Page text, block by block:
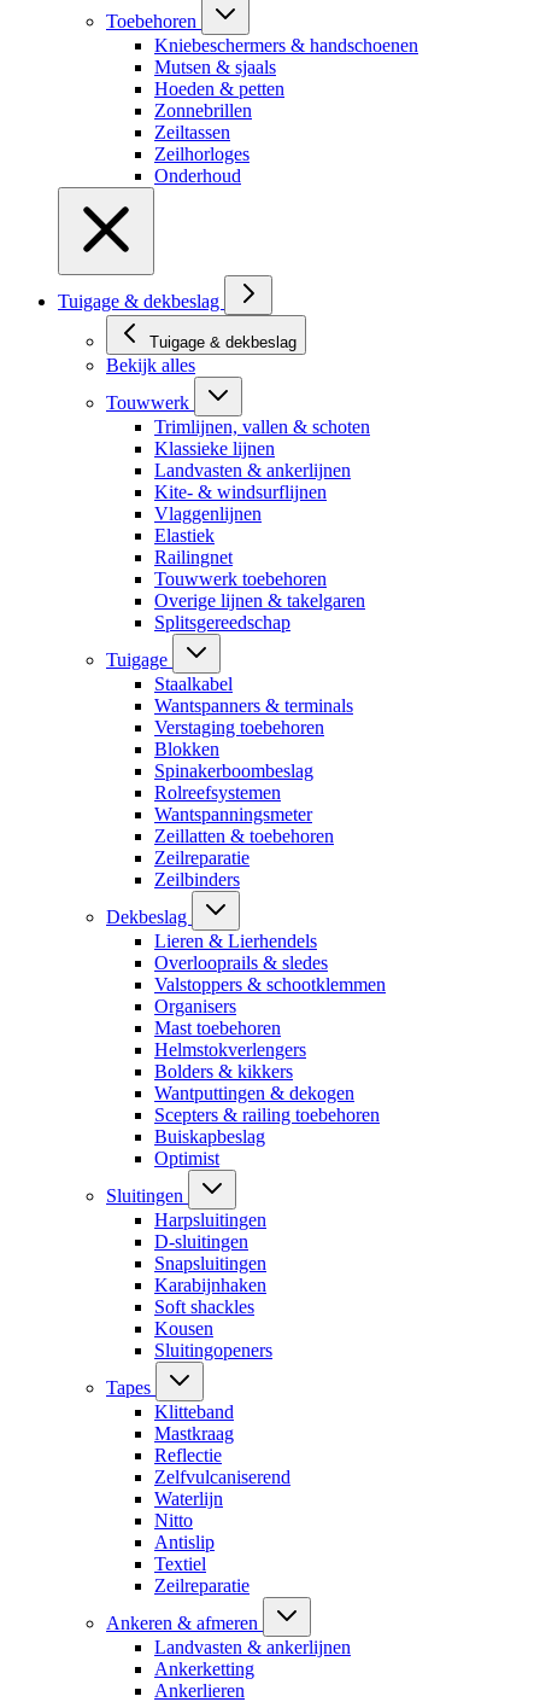
Toebehoren
Kniebeschermers & handschoenen
Mutsen & sjaals
Hoeden & petten
Zonnebrillen
Zeiltassen
Zeilhorloges
Onderhoud
Tuigage & dekbeslag
Tuigage & dekbeslag
Bekijk alles
Touwwerk
Trimlijnen, vallen & schoten
Klassieke lijnen
Landvasten & ankerlijnen
Kite- & windsurflijnen
Vlaggenlijnen
Elastiek
Railingnet
Touwwerk toebehoren
Overige lijnen & takelgaren
Splitsgereedschap
Tuigage
Staalkabel
Wantspanners & terminals
Verstaging toebehoren
Blokken
Spinakerboombeslag
Rolreefsystemen
Wantspanningsmeter
Zeillatten & toebehoren
Zeilreparatie
Zeilbinders
Dekbeslag
Lieren & Lierhendels
Overlooprails & sledes
Valstoppers & schootklemmen
Organisers
Mast toebehoren
Helmstokverlengers
Bolders & kikkers
Wantputtingen & dekogen
Scepters & railing toebehoren
Buiskapbeslag
Optimist
Sluitingen
Harpsluitingen
D-sluitingen
Snapsluitingen
Karabijnhaken
Soft shackles
Kousen
Sluitingopeners
Tapes
Klitteband
Mastkraag
Reflectie
Zelfvulcaniserend
Waterlijn
Nitto
Antislip
Textiel
Zeilreparatie
Ankeren & afmeren
Landvasten & ankerlijnen
Ankerketting
Ankerlieren